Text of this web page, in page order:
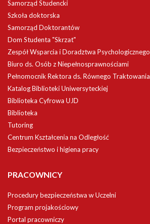
Samorząd Studencki
Szkoła doktorska
Samorząd Doktorantów
Dom Studenta "Skrzat"
Zespół Wsparcia i Doradztwa Psychologicznego
Biuro ds. Osób z Niepełnosprawnościami
Pełnomocnik Rektora ds. Równego Traktowania
Katalog Biblioteki Uniwersyteckiej
Biblioteka Cyfrowa UJD
Biblioteka
Tutoring
Centrum Kształcenia na Odległość
Bezpieczeństwo i higiena pracy
PRACOWNICY
Procedury bezpieczeństwa w Uczelni
Program projakościowy
Portal pracowniczy